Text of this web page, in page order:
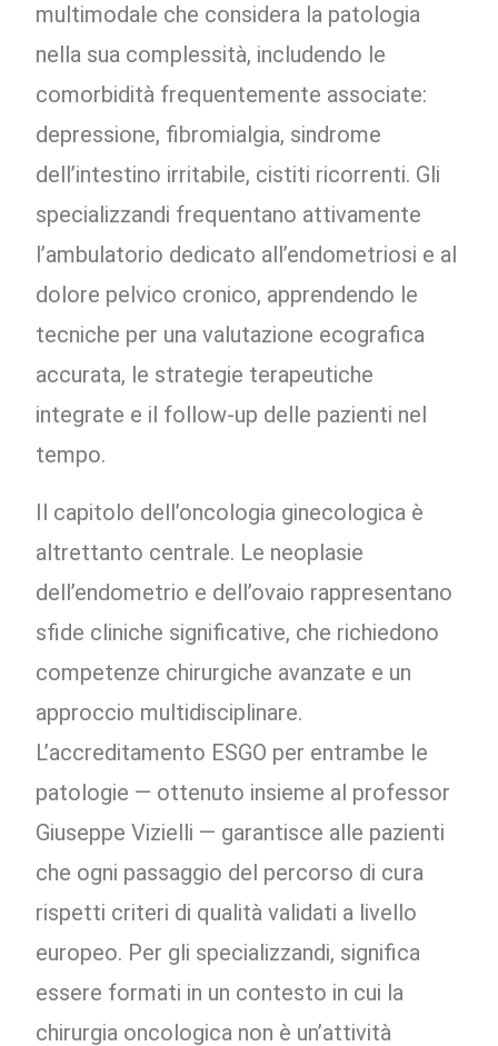
multimodale che considera la patologia
nella sua complessità, includendo le
comorbidità frequentemente associate:
depressione, fibromialgia, sindrome
dell’intestino irritabile, cistiti ricorrenti. Gli
specializzandi frequentano attivamente
l’ambulatorio dedicato all’endometriosi e al
dolore pelvico cronico, apprendendo le
tecniche per una valutazione ecografica
accurata, le strategie terapeutiche
integrate e il follow-up delle pazienti nel
tempo.
Il capitolo dell’oncologia ginecologica è
altrettanto centrale. Le neoplasie
dell’endometrio e dell’ovaio rappresentano
sfide cliniche significative, che richiedono
competenze chirurgiche avanzate e un
approccio multidisciplinare.
L’accreditamento ESGO per entrambe le
patologie — ottenuto insieme al professor
Giuseppe Vizielli — garantisce alle pazienti
che ogni passaggio del percorso di cura
rispetti criteri di qualità validati a livello
europeo. Per gli specializzandi, significa
essere formati in un contesto in cui la
chirurgia oncologica non è un’attività